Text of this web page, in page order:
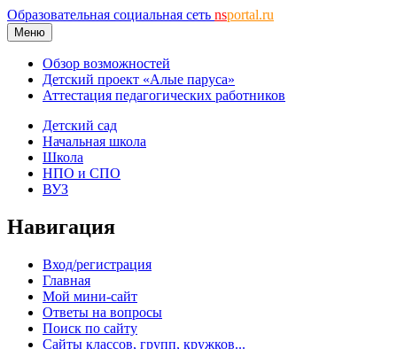
Образовательная социальная сеть nsportal.ru
Меню
Обзор возможностей
Детский проект «Алые паруса»
Аттестация педагогических работников
Детский сад
Начальная школа
Школа
НПО и СПО
ВУЗ
Навигация
Вход/регистрация
Главная
Мой мини-сайт
Ответы на вопросы
Поиск по сайту
Сайты классов, групп, кружков...